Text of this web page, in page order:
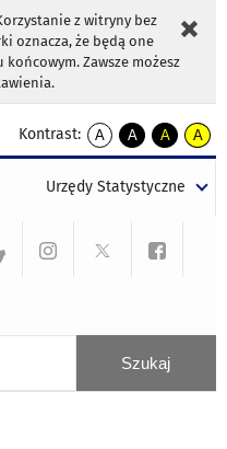
z witryny bez
oznacza, że będą one
Zawsze możesz
Kontrast:
A
kontrast
A
kontrast
tekst
czarnym
A
kontrast
tekst
czarnym
A
tekst
żółtym
Urzędy Statystyczne